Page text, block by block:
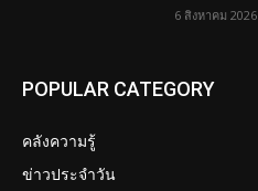
6 สิงหาคม 2026
POPULAR CATEGORY
คลังความรู้
ข่าวประจำวัน